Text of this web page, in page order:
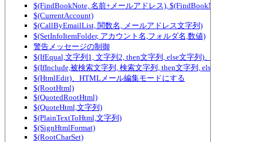
$(FindBookNote, 名前+メールアドレス), $(FindBookNote2, ...) ～
$(CurrentAccount)
$(CallByEmailList, 関数名, メールアドレス文字列)
$(SetInfoItemFolder, アカウント名,フォルダ名,数値)
警告メッセージの制御
$(IfEqual,文字列1, 文字列2, then文字列, else文字列)、テンプレート
$(IfInclude,被検索文字列, 検索文字列, then文字列, else文字列)、テ
$(HtmlEdit)、HTMLメール編集モードにする
$(RootHtml)
$(QuotedRootHtml)
$(QuoteHtml,文字列)
$(PlainTextToHtml,文字列)
$(SignHtmlFormat)
$(RootCharSet)